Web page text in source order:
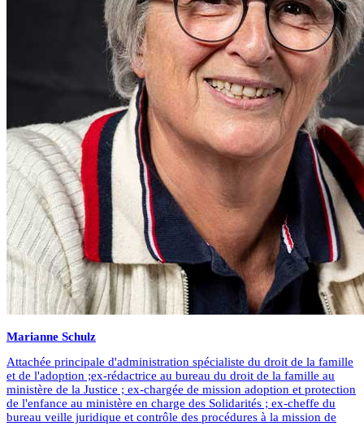
Marianne Schulz
Attachée principale d'administration spécialiste du droit de la famille
et de l'adoption ;ex-rédactrice au bureau du droit de la famille au
ministère de la Justice ; ex-chargée de mission adoption et protection
de l'enfance au ministère en charge des Solidarités ; ex-cheffe du
bureau veille juridique et contrôle des procédures à la mission de